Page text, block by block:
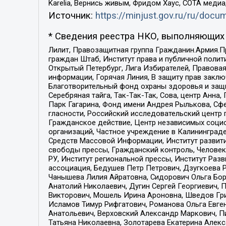
Karelia, Вернись живым, Фридом Хаус, СОТА
Источник: https://minjust.gov.ru/ru/
* Сведения реестра НКО, выполняющих
Лилит, Правозащитная группа
граждан Штаб, Институт права и публичной
Открытый Петербург, Лига Избирателей,
информации, Горячая Линия, В защиту прав
Благотворительный фонд охраны здоровья и
Серебряная тайга, Так-Так-Так, Сова, центр
Парк Гагарина, Фонд имени Андрея Рылькова,
гласности, Российский исследовательский
Гражданское действие, Центр независимых
организаций, Частное учреждение в
Средств Массовой Информации, Институт
свободы прессы, Гражданский контроль,
РУ, Институт региональной прессы, Институт
ассоциация, Бедушев Петр Петрович,
Чанышева Лилия Айратовна, Сидорович Ольга
Анатолий Николаевич, Дугин Сергей
Викторович, Мошель Ирина Ароновна, Шведов
Исламов Тимур Рифгатович, Романова Ольга
Анатольевич, Верховский Александр Маркович,
Татьяна Николаевна, Золотарева Екатерина